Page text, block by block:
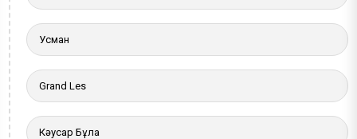
Усман
Grand Les
Кәусар Бұлақ